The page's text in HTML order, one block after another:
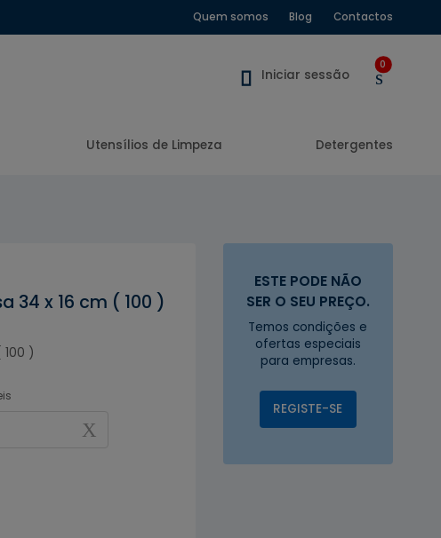
Quem somos Blog Contactos
Iniciar sessão
0
Utensílios de Limpeza Detergentes
34 x 16 cm ( 100 )
)
ESTE PODE NÃO
SER O SEU PREÇO.
Temos condições e
ofertas especiais
para empresas.
REGISTE-SE